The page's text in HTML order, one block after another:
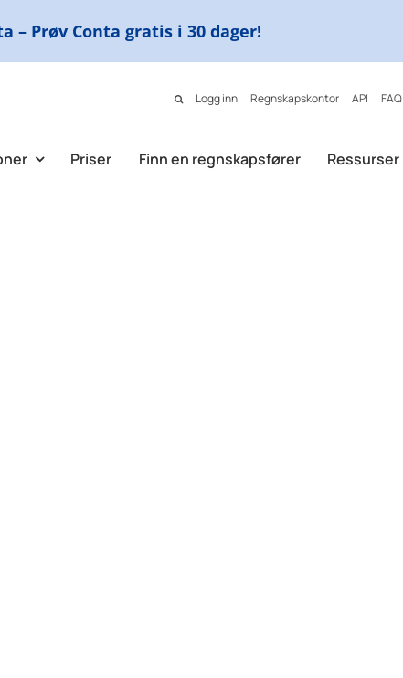
– Prøv Conta gratis i 30 dager!
Logg inn Regnskapskontor API FAQ
Priser Finn en regnskapsfører Ressurser